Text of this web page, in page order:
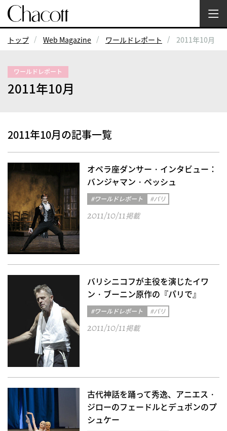
トップ Web Magazine ワールドレポート 2011年10月
ワールドレポート
2011年10月
2011年10月の記事一覧
オペラ座ダンサー・インタビュー：
バンジャマン・ペッシュ
#ワールドレポート #パリ
2011/10/11掲載
バリシニコフが主役を演じたイワ
ン・ブーニン原作の『パリで』
#ワールドレポート #パリ
2011/10/11掲載
古代神話を踊って秀逸、アニエス・
ジローのフェードルとデュポンのプ
シュケー